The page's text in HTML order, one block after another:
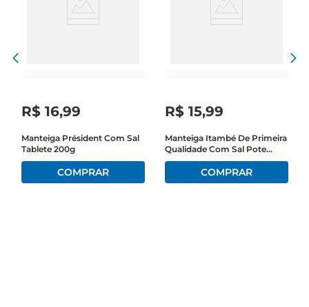
R$ 16,99
Manteiga Président Com Sal
Tablete 200g
R$ 15,99
Manteiga Itambé De Primeira
Qualidade Com Sal Pote
200g